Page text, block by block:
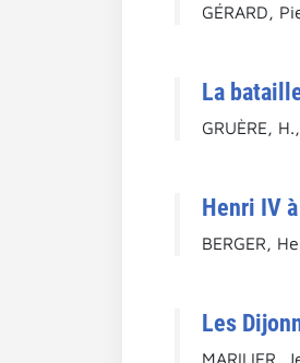
GÉRARD,
La
GRUÈRE,
Henri IV
BERGER,
Les
MARILIER,